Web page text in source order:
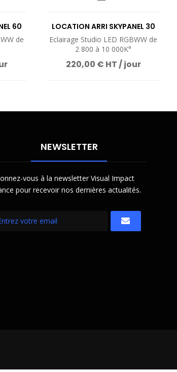
60
de
LOCATION ARRI SKYPANEL 30
Eclairage Studio LED RGBWW de
2 800 à 10 000K°
220,00 € HT / jour
NEWSLETTER
vous à la newsletter Visual Impact
pour recevoir nos dernières actualités.